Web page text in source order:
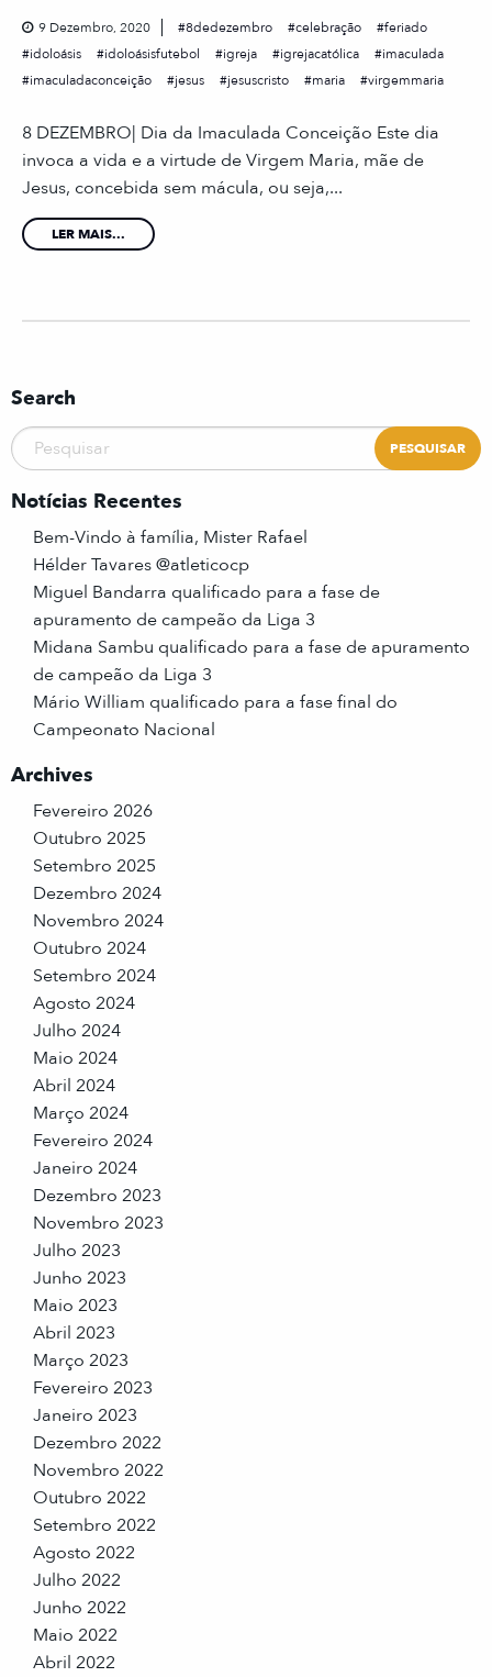
9 Dezembro, 2020 8dedezembro celebração
feriado
idoloásis
idoloásisfutebol igreja igrejacatólica
imaculada
imaculadaconceição
jesus jesuscristo maria virgemmaria
8 DEZEMBRO| Dia da Imaculada Conceição Este dia
invoca a vida e a virtude de Virgem Maria, mãe de
Jesus, concebida sem mácula, ou seja,...
LER MAIS...
Search
Notícias Recentes
Bem-Vindo à família, Mister Rafael
Hélder Tavares @atleticocp
Miguel Bandarra qualificado para a fase de
apuramento de campeão da Liga 3
Midana Sambu qualificado para a fase de apuramento
de campeão da Liga 3
Mário William qualificado para a fase final do
Campeonato Nacional
Archives
Fevereiro 2026
Outubro 2025
Setembro 2025
Dezembro 2024
Novembro 2024
Outubro 2024
Setembro 2024
Agosto 2024
Julho 2024
Maio 2024
Abril 2024
Março 2024
Fevereiro 2024
Janeiro 2024
Dezembro 2023
Novembro 2023
Julho 2023
Junho 2023
Maio 2023
Abril 2023
Março 2023
Fevereiro 2023
Janeiro 2023
Dezembro 2022
Novembro 2022
Outubro 2022
Setembro 2022
Agosto 2022
Julho 2022
Junho 2022
Maio 2022
Abril 2022